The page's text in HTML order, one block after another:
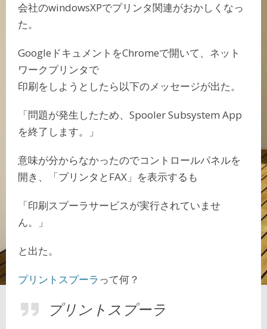
会社のwindowsXPでプリンタ関連がおかしくなっ
た。
GoogleドキュメントをChromeで開いて、ネット
ワークプリンタで
印刷をしようとしたら以下のメッセージが出た。
「問題が発生したため、Spooler Subsystem App
を終了します。」
意味が分からなかったのでコントロールパネルを
開き、「プリンタとFAX」を表示するも
「印刷スプーラサービスが実行されていませ
ん。」
と出た。
プリントスプーラ って何？
プリントスプーラ